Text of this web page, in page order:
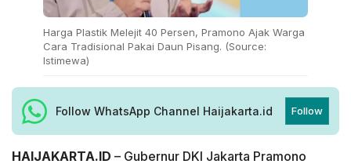
Harga Plastik Melejit 40 Persen, Pramono Ajak Warga
Cara Tradisional Pakai Daun Pisang. (Source:
Istimewa)
Follow WhatsApp Channel Haijakarta.id Follow
HAIJAKARTA.ID – Gubernur DKI Jakarta Pramono